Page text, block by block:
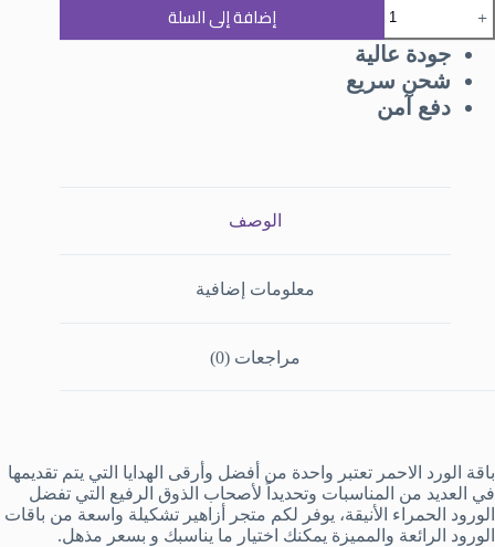
إضافة إلى السلة
جودة عالية
شحن سريع
دفع آمن
الوصف
معلومات إضافية
مراجعات (0)
باقة الورد الاحمر تعتبر واحدة من أفضل وأرقى الهدايا التي يتم تقديمها
في العديد من المناسبات وتحديداً لأصحاب الذوق الرفيع التي تفضل
الورود الحمراء الأنيقة، يوفر لكم متجر أزاهير تشكيلة واسعة من باقات
الورود الرائعة والمميزة يمكنك اختيار ما يناسبك و بسعر مذهل.